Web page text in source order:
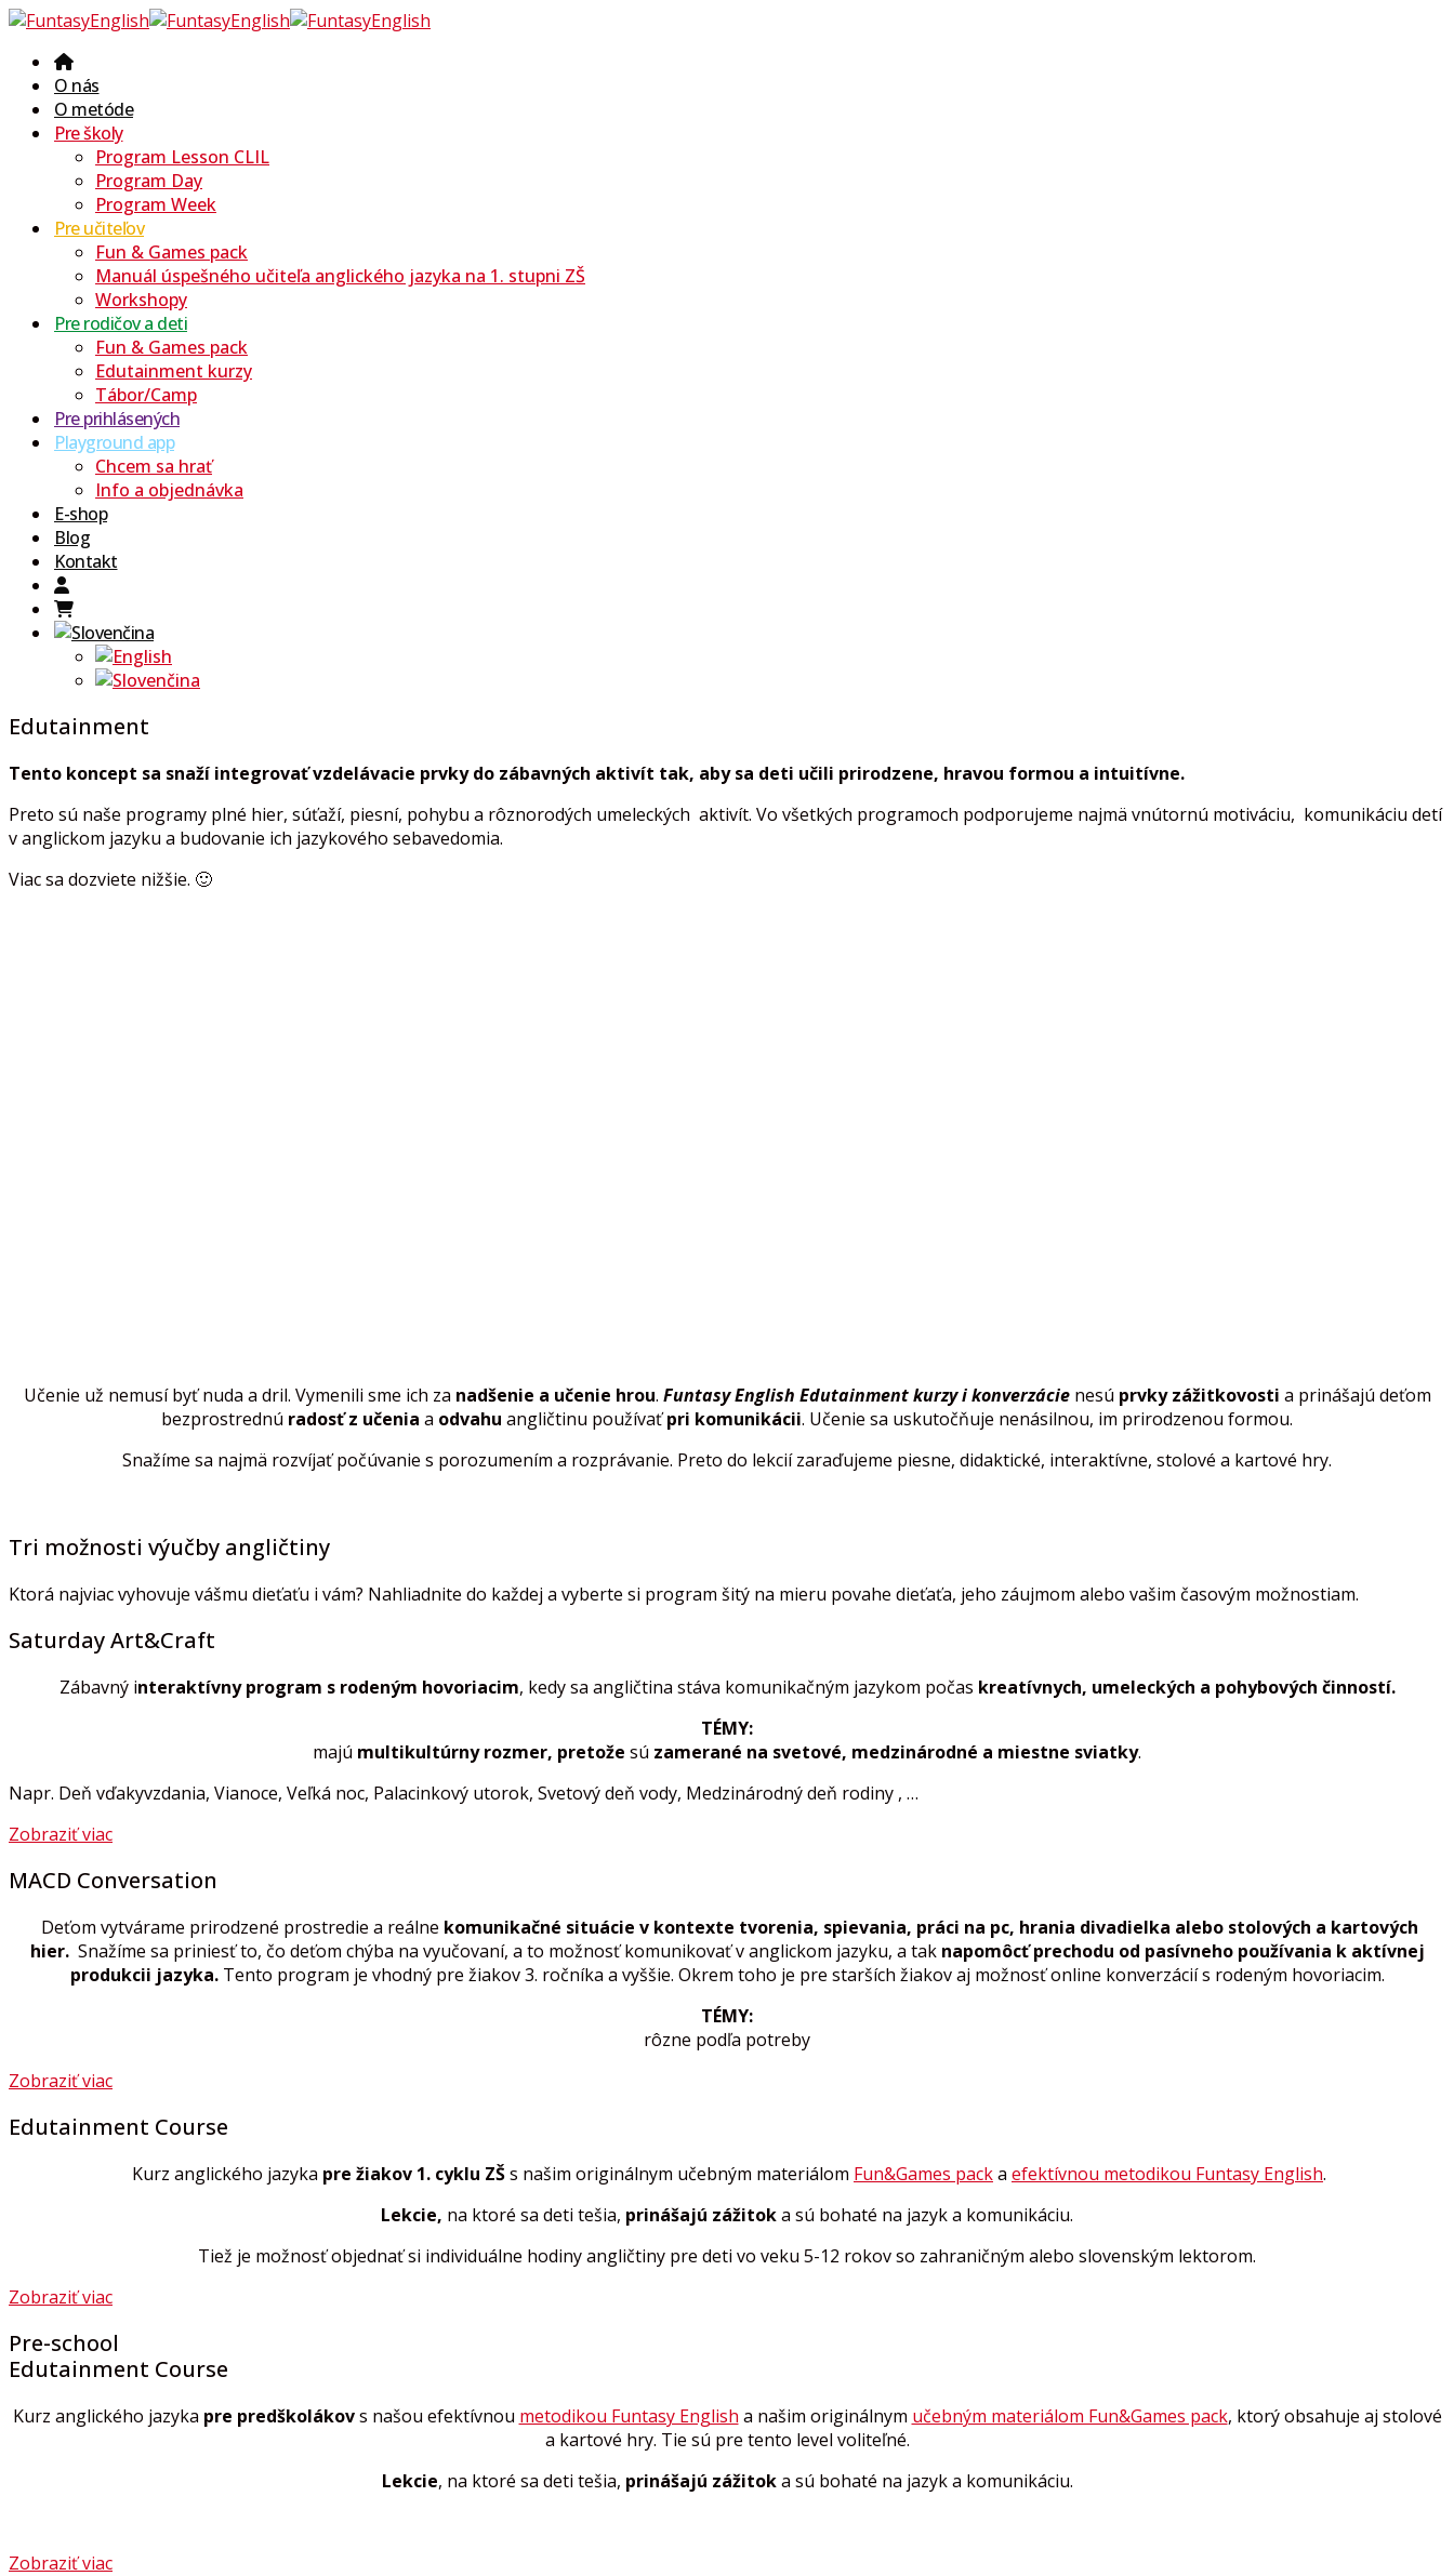
O nás
O metóde
Pre školy
Program Lesson CLIL
Program Day
Program Week
Pre učiteľov
Fun & Games pack
Manuál úspešného učiteľa anglického jazyka na 1. stupni ZŠ
Workshopy
Pre rodičov a deti
Fun & Games pack
Edutainment kurzy
Tábor/Camp
Pre prihlásených
Playground app
Chcem sa hrať
Info a objednávka
E-shop
Blog
Kontakt
Edutainment
Tento koncept sa snaží integrovaťvzdelávacie prvkydo zábavných aktivít tak, abysa deti učili prirodzene, hravou formou a intuitívne.
Preto sú naše programy plné hier, súťaží, piesní, pohybu a rôznorodých umeleckých aktivít. Vo všetkých programoch podporujeme najmä vnútornú motiváciu, komunikáciu detí
v anglickom jazyku a budovanie ich jazykového sebavedomia.
Viac sa dozviete nižšie. 🙂
Učenie už nemusí byť nuda a dril. Vymenili sme ich za nadšenie a učenie hrou. Funtasy English Edutainment kurzy i konverzácienesú prvky zážitkovosti a prinášajú deťom
bezprostrednú radosť z učenia a odvahu angličtinu používaťpri komunikácii. Učenie sa uskutočňuje nenásilnou, im prirodzenou formou.
Snažíme sa najmä rozvíjať počúvanie s porozumením a rozprávanie. Preto do lekcií zaraďujeme piesne, didaktické, interaktívne, stolové a kartové hry.
Tri možnosti výučby angličtiny
Ktorá najviac vyhovuje vášmu dieťaťu i vám? Nahliadnite do každej a vyberte si program šitý na mieru povahe dieťaťa, jeho záujmom alebo vašim časovým možnostiam.
Saturday Art&Craft
Zábavný interaktívny program s rodeným hovoriacim, kedy sa angličtina stáva komunikačným jazykom počas kreatívnych, umeleckých a pohybových činností.
TÉMY:
majú multikultúrny rozmer, pretože sú zamerané na svetové, medzinárodné a miestne sviatky.
Napr. Deň vďakyvzdania, Vianoce, Veľká noc, Palacinkový utorok, Svetový deň vody, Medzinárodný deň rodiny , …
Zobraziť viac
MACD Conversation
Deťom vytvárame prirodzené prostredie a reálne komunikačné situácie v kontexte tvorenia, spievania, práci na pc, hrania divadielka alebo stolových a kartových
hier. Snažíme sa priniesť to, čo deťom chýba na vyučovaní, a to možnosť komunikovať v anglickom jazyku, a tak napomôcť prechodu od pasívneho používania k aktívnej
produkcii jazyka. Tento program je vhodný pre žiakov 3. ročníka a vyššie. Okrem toho je pre starších žiakov aj možnosť online konverzácií s rodeným hovoriacim.
TÉMY:
rôzne podľa potreby
Zobraziť viac
Edutainment Course
Kurz anglického jazyka pre žiakov 1. cyklu ZŠs našim originálnym učebným materiálom Fun&Games packa efektívnou metodikou Funtasy English.
Lekcie, na ktoré sa deti tešia, prinášajú zážitoka sú bohaté na jazyk a komunikáciu.
Tiež je možnosť objednať si individuálne hodiny angličtiny pre deti vo veku 5-12 rokov so zahraničným alebo slovenským lektorom.
Zobraziť viac
Pre-school
Edutainment Course
Kurz anglického jazyka pre predškolákovs našou efektívnou metodikou Funtasy English a našim originálnym učebným materiálom Fun&Games pack, ktorý obsahuje aj stolové
a kartové hry. Tie sú pre tento level voliteľné.
Lekcie, na ktoré sa deti tešia, prinášajú zážitoka sú bohaté na jazyk a komunikáciu.
Zobraziť viac